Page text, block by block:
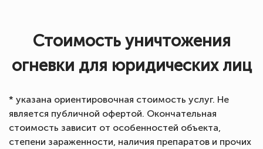
Стоимость уничтожения
огневки для юридических лиц
* указана ориентировочная стоимость услуг. Не
является публичной офертой. Окончательная
стоимость зависит от особенностей объекта,
степени зараженности, наличия препаратов и прочих